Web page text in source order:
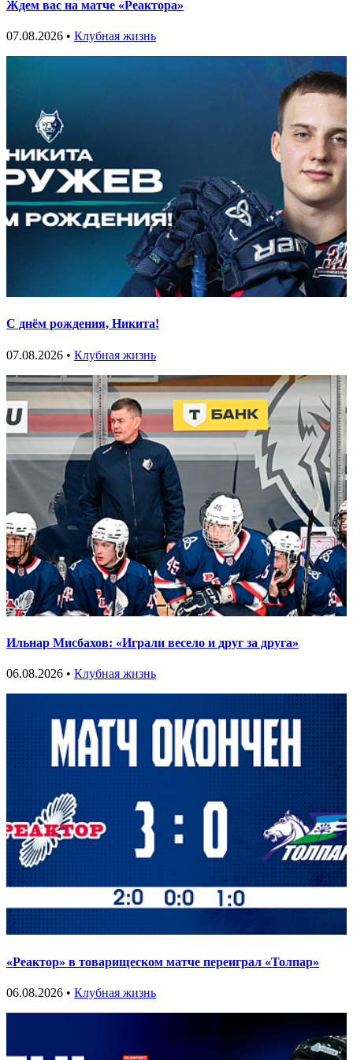
Ждем вас на матче «Реактора»
07.08.2026 • Клубная жизнь
С днём рождения, Никита!
07.08.2026 • Клубная жизнь
Ильнар Мисбахов: «Играли весело и друг за друга»
06.08.2026 • Клубная жизнь
«Реактор» в товарищеском матче переиграл «Толпар»
06.08.2026 • Клубная жизнь